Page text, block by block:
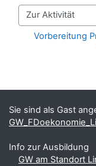
Zur Aktivität
Vorbereitung
Sie sind als Gast
Info zur Ausbildung
GW am Standort